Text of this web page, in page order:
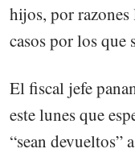
hijos, por razones
casos por los que
El fiscal jefe
este lunes que
“sean devueltos”